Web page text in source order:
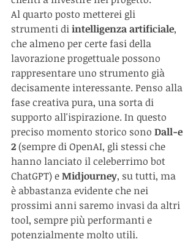
Al quarto posto metterei gli
strumenti di intelligenza artificiale,
che almeno per certe fasi della
lavorazione progettuale possono
rappresentare uno strumento già
decisamente interessante. Penso alla
fase creativa pura, una sorta di
supporto all'ispirazione. In questo
preciso momento storico sono Dall-e
2 (sempre di OpenAI, gli stessi che
hanno lanciato il celeberrimo bot
ChatGPT) e Midjourney, su tutti, ma
è abbastanza evidente che nei
prossimi anni saremo invasi da altri
tool, sempre più performanti e
potenzialmente molto utili.